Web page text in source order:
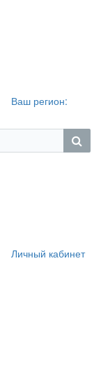
Ваш регион:
Личный кабинет